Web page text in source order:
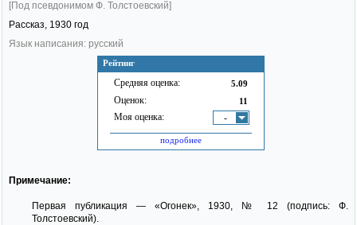
Рейтинг
Средняя оценка: 5.09
Оценок: 11
Моя оценка: -
подробнее
[Под псевдонимом Ф. Толстоевский]
Рассказ, 1930 год
Язык написания: русский
Примечание:
Первая публикация — «Огонек», 1930, № 12 (подпись: Ф.
Толстоевский).